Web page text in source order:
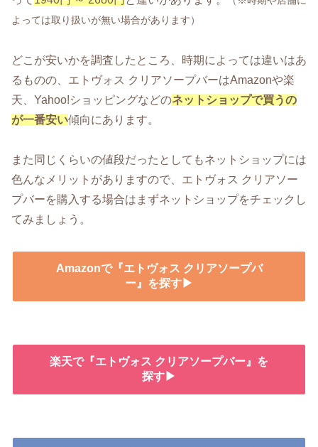
よっては取り扱いが無い場合があります）
どこが安いかを調査したところ、時期によっては違いはあ
るものの、エトヴォス クリアソープバーはAmazonや楽
天、Yahoo!ショッピングなどのネットショップで買うの
が一番安い傾向にあります。
また同じくらいの値段だったとしてもネットショップには
色んなメリットがありますので、エトヴォス クリアソー
プバーを購入する場合はまずネットショップをチェックし
てみましょう。
Amazonで『エトヴォス クリアソープバ
ー』を探す▶
楽天で『エトヴォス クリアソープバー』を
探す▶